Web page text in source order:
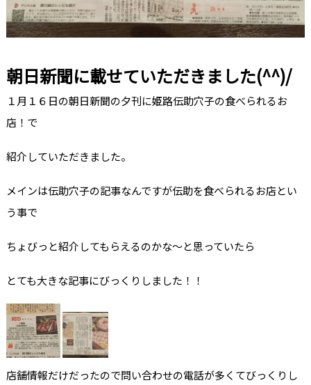
朝日新聞に載せていただきました(^^)/
１月１６日の朝日新聞の夕刊に姫路伝助穴子の食べられるお
店！で
紹介していただきました。
メインは伝助穴子の記事なんですが伝助を食べられるお店とい
う事で
ちょびっと紹介してもらえるのかな～と思っていたら
とても大きな記事にびっくりしました！！
店舗情報だけだったので問い合わせの電話が多くてびっくりし